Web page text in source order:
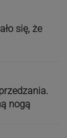
się, że
nogą